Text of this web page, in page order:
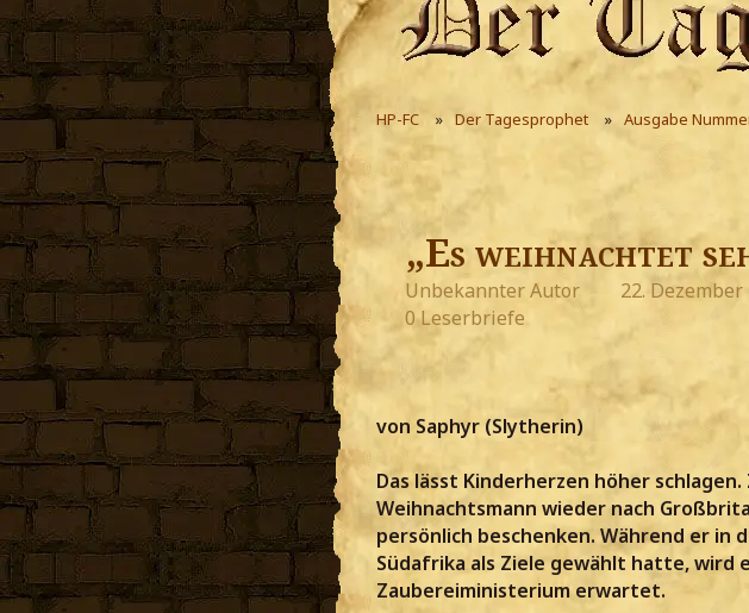
HP-FC Der Tagesprophet Ausgabe
„Es weihnachtet
Unbekannter Autor 22. Dezember
0 Leserbriefe
von Saphyr (Slytherin)
Das lässt Kinderherzen höher
Weihnachtsmann wieder nach
persönlich beschenken. Während er in
Südafrika als Ziele gewählt hatte, wird
Zaubereiministerium erwartet.